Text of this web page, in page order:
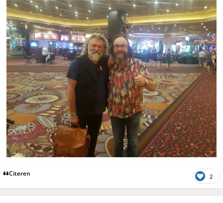
Citeren 2